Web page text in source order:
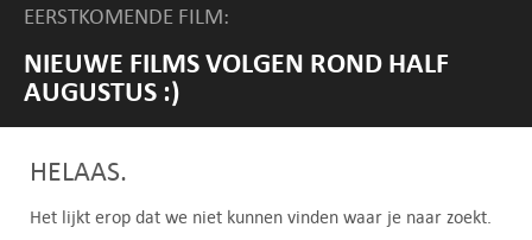
EERSTKOMENDE FILM:
NIEUWE FILMS VOLGEN ROND HALF
AUGUSTUS :)
HELAAS.
Het lijkt erop dat we niet kunnen vinden waar je naar zoekt.